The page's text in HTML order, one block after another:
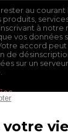
rester au
produits,
à
vos données
accord
de
sur un